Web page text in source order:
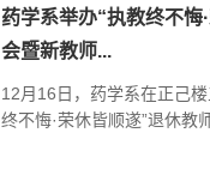
药学系举办“执教终不悔
会暨新教师...
12月16日，药学系在正己
终不悔·荣休皆顺遂”退休教